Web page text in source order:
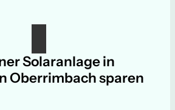
Solaranlage in
Oberrimbach sparen